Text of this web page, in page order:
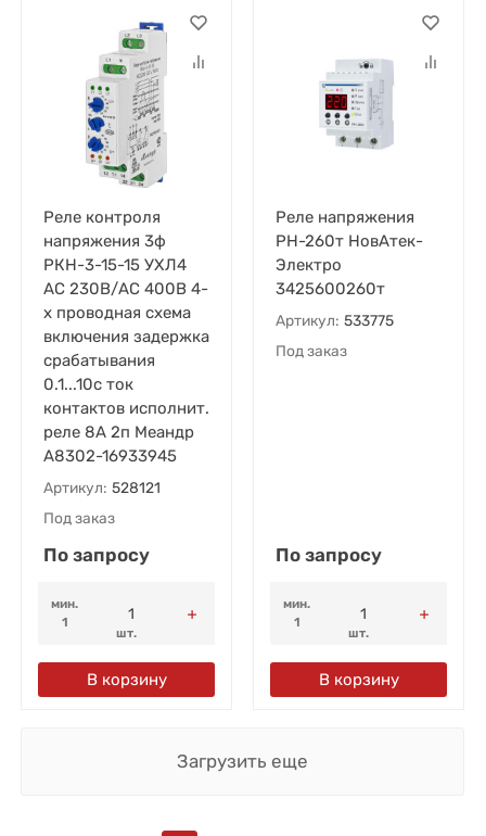
Реле контроля
напряжения 3ф
РКН-3-15-15 УХЛ4
AC 230В/AC 400В 4-
х проводная схема
включения задержка
срабатывания
0.1...10с ток
контактов исполнит.
реле 8А 2п Меандр
A8302-16933945
Артикул: 528121
Под заказ
По запросу
мин.
1
шт.
В корзину
Реле напряжения
РН-260т НовАтек-
Электро
3425600260т
Артикул: 533775
Под заказ
По запросу
мин.
1
шт.
В корзину
Загрузить еще